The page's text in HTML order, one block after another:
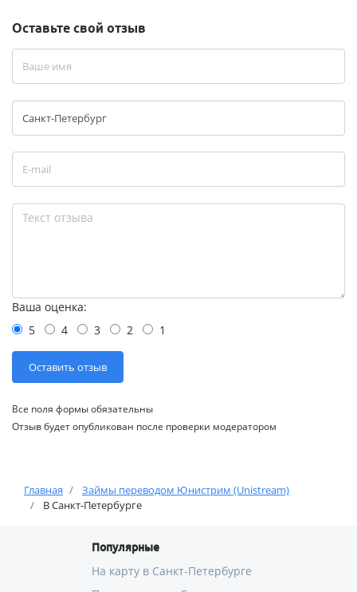
Оставьте свой отзыв
Ваша оценка:
5
4 3 2 1
Все поля формы обязательны
Отзыв будет опубликован после проверки модератором
Главная
Займы переводом Юнистрим (Unistream)
В Санкт-Петербурге
Популярные
На карту в Санкт-Петербурге